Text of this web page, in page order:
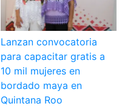
Lanzan convocatoria
para capacitar gratis a
10 mil mujeres en
bordado maya en
Quintana Roo